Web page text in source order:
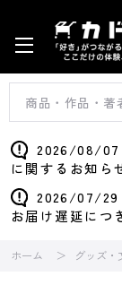
2026/08/07
に関するお知ら
2026/07/29
お届け遅延につ
ホーム グッズ・